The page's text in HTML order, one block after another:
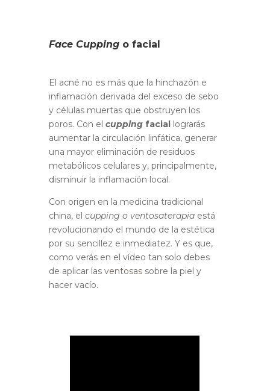
Face Cuppingo facial
El acné no es más que la hinchazón e
inflamación derivada del exceso de sebo
y células muertas que obstruyen los
poros. Con el cupping facial lograrás
aumentar la circulación linfática, generar
una mayor eliminación de residuos
metabólicos celulares y, principalmente,
disminuir la inflamación local.
Con origen en la medicina tradicional
china, el cupping o ventosaterapia está
revolucionando el mundo de la estética
por su sencillez e inmediatez. Y es que,
como verás en el vídeo tan solo debes
de aplicar las ventosassobre la piel y
hacer vacío.